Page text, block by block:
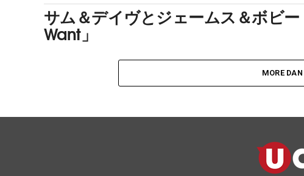
サム＆デイヴとジェームス＆ボビ
Want」
MORE